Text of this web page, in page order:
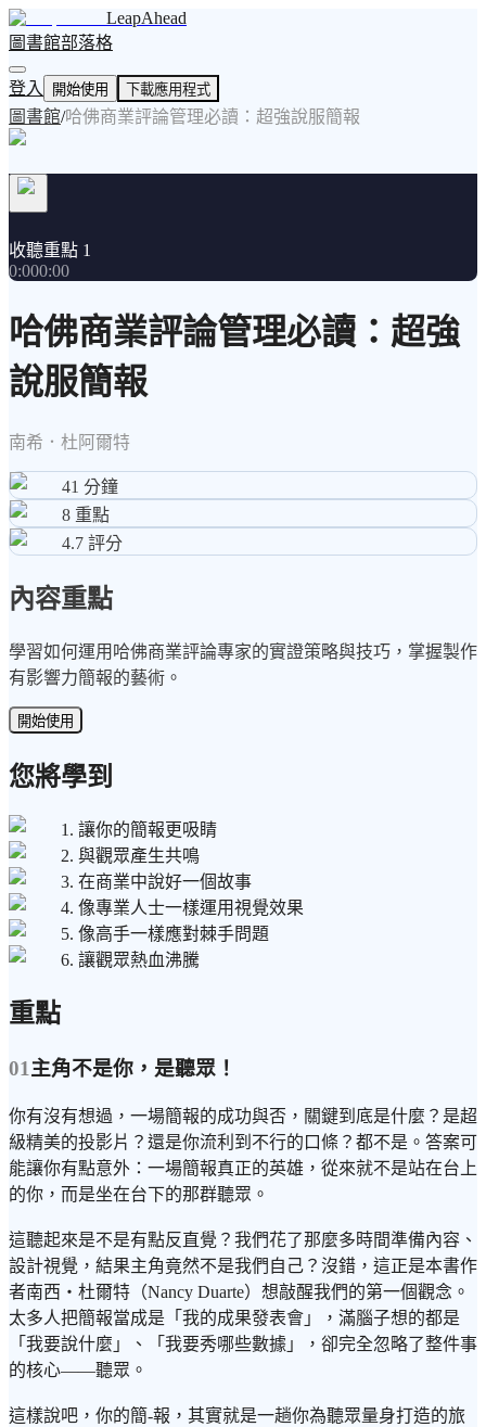
LeapAhead
圖書館部落格
登入 開始使用 下載應用程式
圖書館/哈佛商業評論管理必讀：超強說服簡報
收聽重點 1
0:000:00
哈佛商業評論管理必讀：超強
說服簡報
南希．杜阿爾特
41 分鐘
8 重點
4.7 評分
內容重點
學習如何運用哈佛商業評論專家的實證策略與技巧，掌握製作
有影響力簡報的藝術。
開始使用
您將學到
1. 讓你的簡報更吸睛
2. 與觀眾產生共鳴
3. 在商業中說好一個故事
4. 像專業人士一樣運用視覺效果
5. 像高手一樣應對棘手問題
6. 讓觀眾熱血沸騰
重點
01主角不是你，是聽眾！
你有沒有想過，一場簡報的成功與否，關鍵到底是什麼？是超
級精美的投影片？還是你流利到不行的口條？都不是。答案可
能讓你有點意外：一場簡報真正的英雄，從來就不是站在台上
的你，而是坐在台下的那群聽眾。
這聽起來是不是有點反直覺？我們花了那麼多時間準備內容、
設計視覺，結果主角竟然不是我們自己？沒錯，這正是本書作
者南西・杜爾特（Nancy Duarte）想敲醒我們的第一個觀念。
太多人把簡報當成是「我的成果發表會」，滿腦子想的都是
「我要說什麼」、「我要秀哪些數據」，卻完全忽略了整件事
的核心——聽眾。
這樣說吧，你的簡-報，其實就是一趟你為聽眾量身打造的旅